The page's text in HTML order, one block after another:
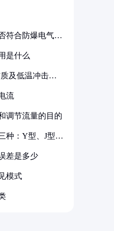
符合防爆电气设
是什么
及低温冲击要
流
调节流量的目的
种：Y型、J型、
差是多少
模式